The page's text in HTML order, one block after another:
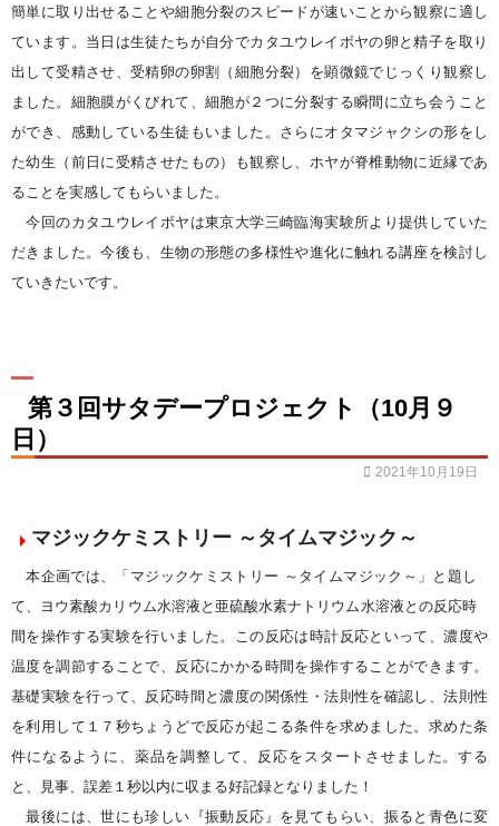
簡単に取り出せることや細胞分裂のスピードが速いことから観察に適し
ています。当日は生徒たちが自分でカタユウレイボヤの卵と精子を取り
出して受精させ、受精卵の卵割（細胞分裂）を顕微鏡でじっくり観察し
ました。細胞膜がくびれて、細胞が２つに分裂する瞬間に立ち会うこと
ができ、感動している生徒もいました。さらにオタマジャクシの形をし
た幼生（前日に受精させたもの）も観察し、ホヤが脊椎動物に近縁であ
ることを実感してもらいました。
今回のカタユウレイボヤは東京大学三崎臨海実験所より提供していた
だきました。今後も、生物の形態の多様性や進化に触れる講座を検討し
ていきたいです。
第３回サタデープロジェクト（10月９
日）
2021年10月19日
マジックケミストリー ～タイムマジック～
本企画では、「マジックケミストリー ～タイムマジック～」と題し
て、ヨウ素酸カリウム水溶液と亜硫酸水素ナトリウム水溶液との反応時
間を操作する実験を行いました。この反応は時計反応といって、濃度や
温度を調節することで、反応にかかる時間を操作することができます。
基礎実験を行って、反応時間と濃度の関係性・法則性を確認し、法則性
を利用して１７秒ちょうどで反応が起こる条件を求めました。求めた条
件になるように、薬品を調整して、反応をスタートさせました。する
と、見事、誤差１秒以内に収まる好記録となりました！
最後には、世にも珍しい『振動反応』を見てもらい、振ると青色に変